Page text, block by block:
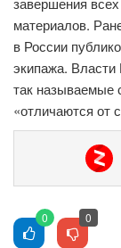
материалов.
в России
экипажа. Власти
так называемые
«отличаются от
0 0